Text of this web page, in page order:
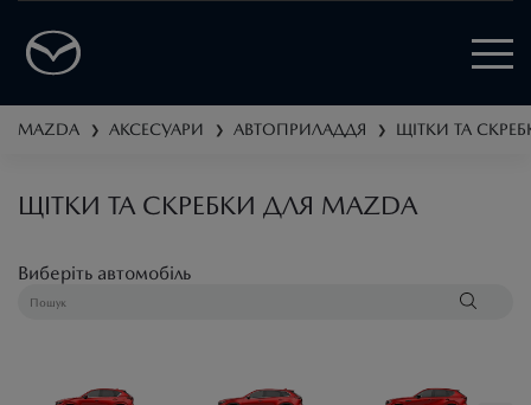
MAZDA ❯ АКСЕСУАРИ ❯ АВТОПРИЛАДДЯ ❯ ЩІТКИ ТА
ЩІТКИ ТА СКРЕБКИ ДЛЯ MAZDA
Виберіть автомобіль